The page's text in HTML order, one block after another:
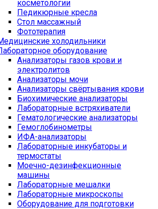
косметологии
Педикюрные кресла
Стол массажный
Фототерапия
холодильники
оборудование
Анализаторы газов крови и
электролитов
Анализаторы мочи
Анализаторы свёртывания крови
Биохимические анализаторы
Лабораторные встряхиватели
Гематологические анализаторы
Гемоглобинометры
ИФА-анализаторы
Лабораторные инкубаторы и
термостаты
Моечно-дезинфекционные
машины
Лабораторные мешалки
Лабораторные микроскопы
Оборудование для подготовки